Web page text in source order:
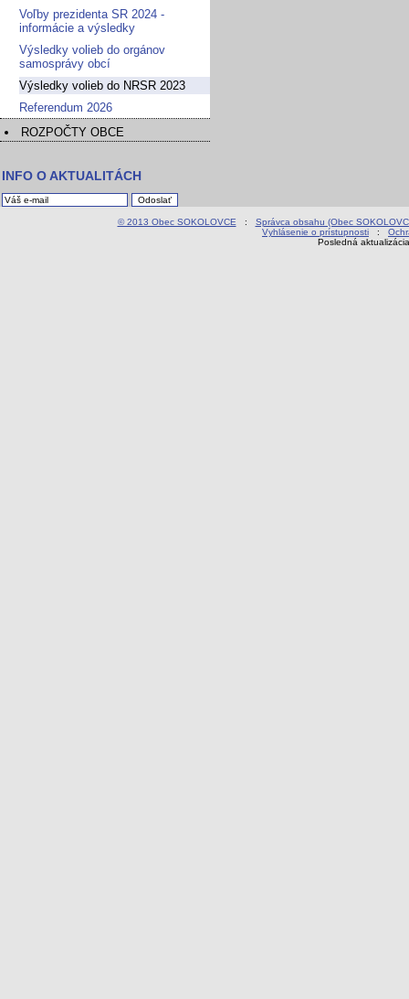
Voľby prezidenta SR 2024 -
informácie a výsledky
Výsledky volieb do orgánov
samosprávy obcí
Výsledky volieb do NRSR 2023
Referendum 2026
ROZPOČTY OBCE
INFO O AKTUALITÁCH
© 2013 Obec SOKOLOVCE : Správca obsahu (Obec
Vyhlásenie o prístupnosti :
Posledná